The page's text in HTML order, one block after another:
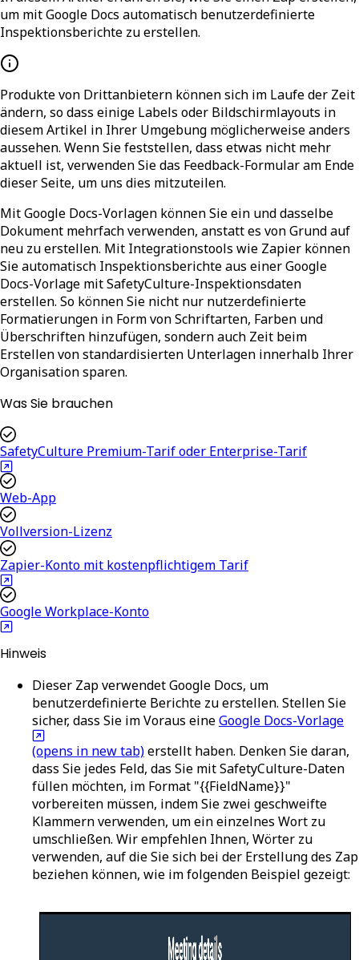
um mit Google Docs automatisch benutzerdefinierte
Inspektionsberichte zu erstellen.
Produkte von Drittanbietern können sich im Laufe der Zeit
ändern, so dass einige Labels oder Bildschirmlayouts in
diesem Artikel in Ihrer Umgebung möglicherweise anders
aussehen. Wenn Sie feststellen, dass etwas nicht mehr
aktuell ist, verwenden Sie das Feedback-Formular am Ende
dieser Seite, um uns dies mitzuteilen.
Mit Google Docs-Vorlagen können Sie ein und dasselbe
Dokument mehrfach verwenden, anstatt es von Grund auf
neu zu erstellen. Mit Integrationstools wie Zapier können
Sie automatisch Inspektionsberichte aus einer Google
Docs-Vorlage mit SafetyCulture-Inspektionsdaten
erstellen. So können Sie nicht nur nutzerdefinierte
Formatierungen in Form von Schriftarten, Farben und
Überschriften hinzufügen, sondern auch Zeit beim
Erstellen von standardisierten Unterlagen innerhalb Ihrer
Organisation sparen.
Was Sie brauchen
SafetyCulture Premium-Tarif oder Enterprise-Tarif
Web-App
Vollversion-Lizenz
Zapier-Konto mit kostenpflichtigem Tarif
Google Workplace-Konto
Hinweis
Dieser Zap verwendet Google Docs, um
benutzerdefinierte Berichte zu erstellen. Stellen Sie
sicher, dass Sie im Voraus eineGoogle Docs-Vorlage
(opens in new tab)erstellt haben. Denken Sie daran,
dass Sie jedes Feld, das Sie mit SafetyCulture-Daten
füllen möchten, im Format "{{FieldName}}"
vorbereiten müssen, indem Sie zwei geschweifte
Klammern verwenden, um ein einzelnes Wort zu
umschließen. Wir empfehlen Ihnen, Wörter zu
verwenden, auf die Sie sich bei der Erstellung des Zap
beziehen können, wie im folgenden Beispiel gezeigt: